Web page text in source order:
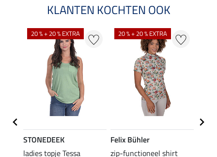
KLANTEN KOCHTEN OOK
20 % + 20 % EXTRA
STONEDEEK
ladies topje Tessa
20 % + 20 % EXTRA
Felix Bühler
zip-functioneel shirt